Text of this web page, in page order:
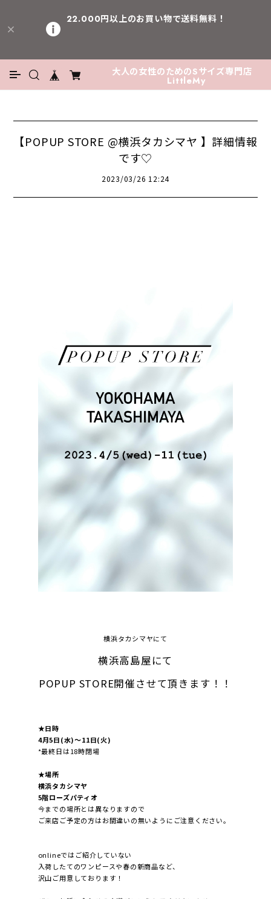
22.000円以上のお買い物で送料無料！
大人の女性のためのSサイズ専門店
LittleMy
【POPUP STORE @横浜タカシマヤ 】詳細情報
です♡
2023/03/26 12:24
横浜タカシマヤにて
横浜高島屋にて
POPUP STORE開催させて頂きます！！
★日時
4月5日(水)～11日(火)
*最終日は18時閉場
★場所
横浜タカシマヤ
5階ローズパティオ
今までの場所とは異なりますので
ご来店ご予定の方はお間違いの無いようにご注意ください。
onlineではご紹介していない
入荷したてのワンピースや春の新商品など、
沢山ご用意しております！